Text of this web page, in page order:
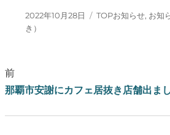
投稿日:
2022年10月28日 カテゴリー
TOPお知らせ, お知
き）
前
那覇市安謝にカフェ居抜き店舗出まし